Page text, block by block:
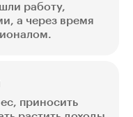
работу,
а через время
приносить